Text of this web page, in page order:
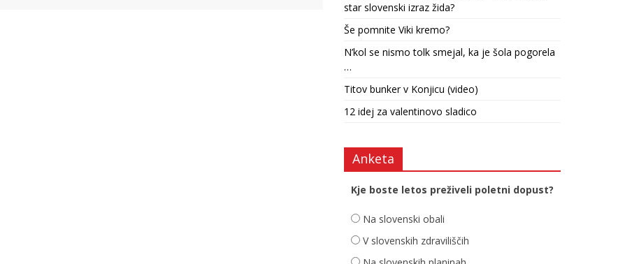
star slovenski izraz žida?
Še pomnite Viki kremo?
N’kol se nismo tolk smejal, ka je šola pogorela
…
Titov bunker v Konjicu (video)
12 idej za valentinovo sladico
Anketa
Kje boste letos preživeli poletni dopust?
Na slovenski obali
V slovenskih zdraviliščih